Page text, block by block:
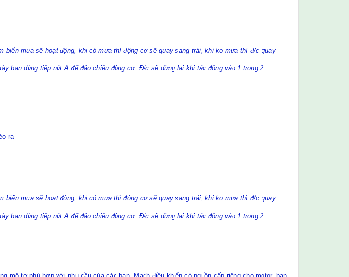
biến mưa sẽ hoạt động, khi có mưa thì động cơ sẽ quay sang trái, khi ko mưa thì đ/c quay
bạn dùng tiếp nút A để đảo chiều động cơ. Đ/c sẽ dừng lại khi tác động vào 1 trong 2
ra
biến mưa sẽ hoạt động, khi có mưa thì động cơ sẽ quay sang trái, khi ko mưa thì đ/c quay
bạn dùng tiếp nút A để đảo chiều động cơ. Đ/c sẽ dừng lại khi tác động vào 1 trong 2
mô tơ phù hợp với nhu cầu của các bạn. Mạch điều khiển có nguồn cấp riêng cho motor, bạn